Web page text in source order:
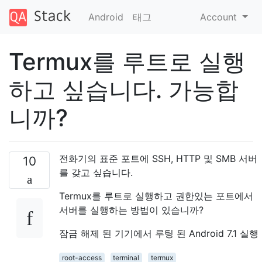
Android 태그 Account
Termux를 루트로 실행
하고 싶습니다. 가능합
니까?
10
전화기의 표준 포트에 SSH, HTTP 및 SMB 서버
를 갖고 싶습니다.
Termux를 루트로 실행하고 권한있는 포트에서
서버를 실행하는 방법이 있습니까?
잠금 해제 된 기기에서 루팅 된 Android 7.1 실행
root-access terminal
termux